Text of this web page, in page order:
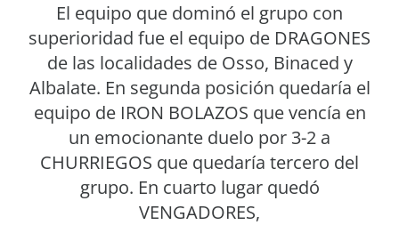
El equipo que dominó el grupo con
superioridad fue el equipo de DRAGONES
de las localidades de Osso, Binaced y
Albalate. En segunda posición quedaría el
equipo de IRON BOLAZOS que vencía en
un emocionante duelo por 3-2 a
CHURRIEGOS que quedaría tercero del
grupo. En cuarto lugar quedó
VENGADORES,